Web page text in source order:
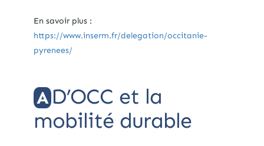
En savoir plus :
https://www.inserm.fr/delegation/occitanie-
pyrenees/
AD’OCC et la
mobilité durable